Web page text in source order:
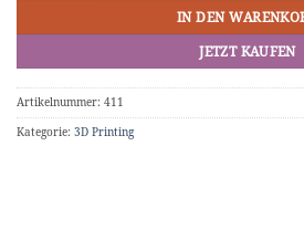
IN DEN
JETZT KAUFEN
Artikelnummer: 411
Kategorie: 3D Printing